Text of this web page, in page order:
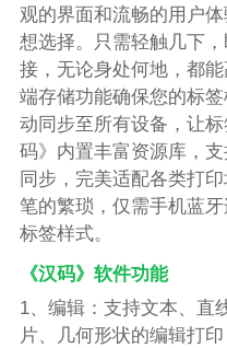
观的界面和流畅的用户
想选择。只需轻触几下
接，无论身处何地，都
端存储功能确保您的标
动同步至所有设备，让
码》内置丰富资源库，
同步，完美适配各类打
笔的繁琐，仅需手机蓝
标签样式。
《汉码》软件功能
1、编辑：支持文本、直
片、几何形状的编辑打印